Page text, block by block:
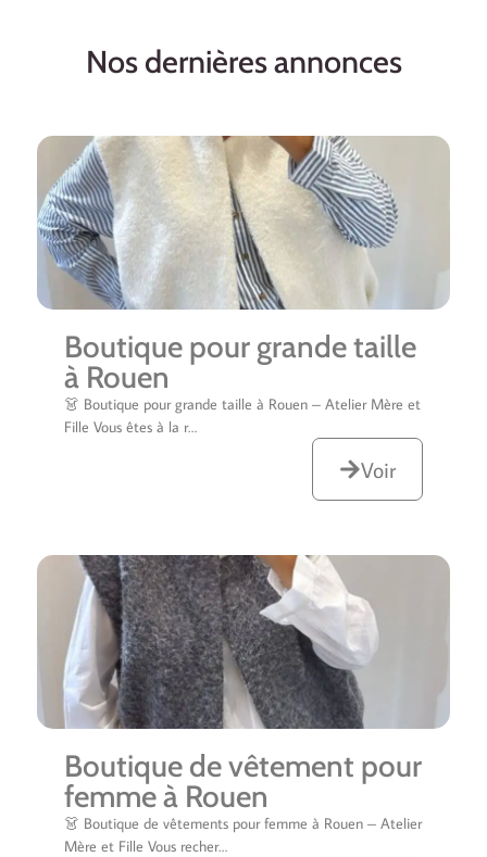
Nos dernières annonces
Boutique pour grande taille
à Rouen
👗 Boutique pour grande taille à Rouen – Atelier Mère et
Fille Vous êtes à la r…
Voir
Boutique de vêtement pour
femme à Rouen
👗 Boutique de vêtements pour femme à Rouen – Atelier
Mère et Fille Vous recher…